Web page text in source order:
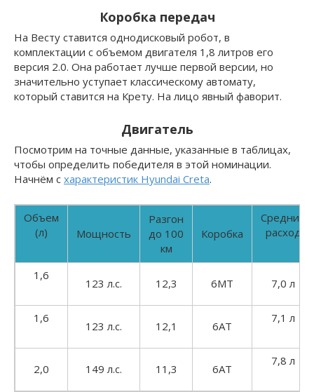
Коробка передач
На Весту ставится однодисковый робот, в
комплектации с объемом двигателя 1,8 литров его
версия 2.0. Она работает лучше первой версии, но
значительно уступает классическому автомату,
который ставится на Крету. На лицо явный фаворит.
Двигатель
Посмотрим на точные данные, указанные в таблицах,
чтобы определить победителя в этой номинации.
Начнём с характеристик Hyundai Creta.
Объем
(л)
Мощность
Разгон
до 100
км
Коробка
Средний
расход
1,6
123 л.с. 12,3 6МТ 7,0 л
1,6
123 л.с. 12,1 6АТ
7,1 л
2,0 149 л.с. 11,3 6АТ
7,8 л